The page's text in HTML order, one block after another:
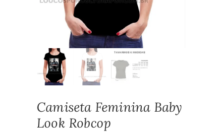
Camiseta Feminina Baby
Look Robcop